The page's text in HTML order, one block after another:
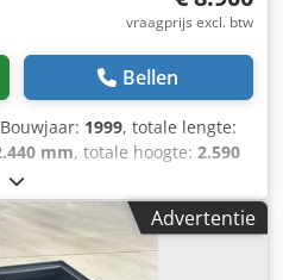
vraagprijs excl. btw
Bellen
1999, totale lengte:
mm, totale hoogte: 2.590
= Djdpfx Ahjzlp Tbo
YMC 20ft tankcontainer
IMO-1 ISO-type 22T6 T11
Leeggewicht: 3.475 kg
Advertentie